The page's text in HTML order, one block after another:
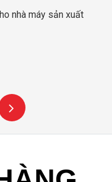
nhà máy sản xuất